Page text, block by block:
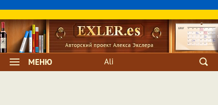
МЕНЮ Ali